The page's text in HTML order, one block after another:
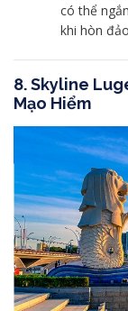
có thể
khi hòn
8. Skyline
Mạo Hiểm